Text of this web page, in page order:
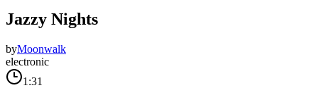
Jazzy Nights
byMoonwalk
electronic
1:31